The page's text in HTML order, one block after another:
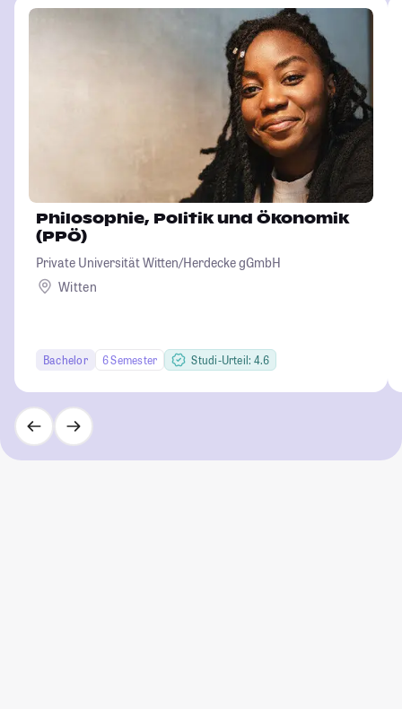
Philosophie, Politik und Ökonomik
(PPÖ)
Private Universität Witten/Herdecke gGmbH
Witten
Bachelor 6 Semester Studi-Urteil: 4.6